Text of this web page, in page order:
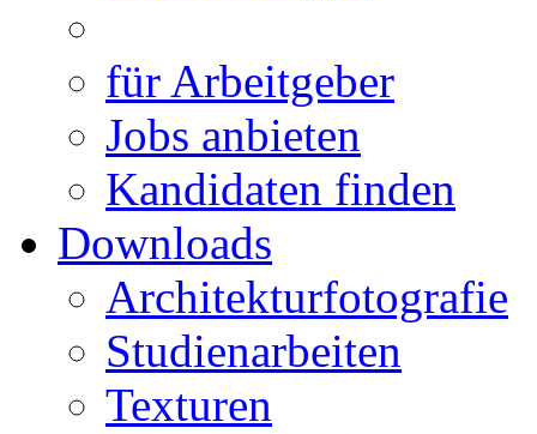
für Arbeitgeber
Jobs anbieten
Kandidaten finden
Downloads
Architekturfotografie
Studienarbeiten
Texturen